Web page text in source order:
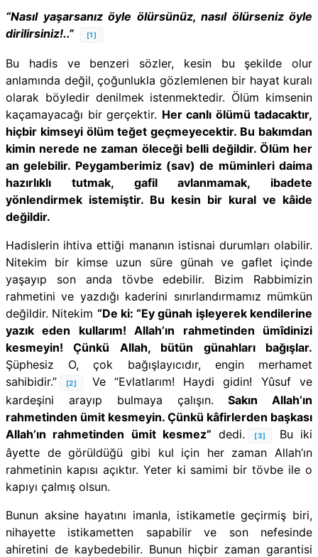
“Nasıl yaşarsanız öyle ölürsünüz, nasıl ölürseniz öyle
dirilirsiniz!..”
[1]
Bu hadis ve benzeri sözler, kesin bu şekilde olur
anlamında değil, çoğunlukla gözlemlenen bir hayat kuralı
olarak böyledir denilmek istenmektedir. Ölüm kimsenin
kaçamayacağı bir gerçektir. Her canlı ölümü tadacaktır,
hiçbir kimseyi ölüm teğet geçmeyecektir. Bu bakımdan
kimin nerede ne zaman öleceği belli değildir. Ölüm her
an gelebilir. Peygamberimiz (sav) de müminleri daima
hazırlıklı tutmak, gafil avlanmamak, ibadete
yönlendirmek istemiştir. Bu kesin bir kural ve kâide
değildir.
Hadislerin ihtiva ettiği mananın istisnai durumları olabilir.
Nitekim bir kimse uzun süre günah ve gaflet içinde
yaşayıp son anda tövbe edebilir. Bizim Rabbimizin
rahmetini ve yazdığı kaderini sınırlandırmamız mümkün
değildir. Nitekim “De ki: “Ey günah işleyerek kendilerine
yazık eden kul­la­rım! Al­lah’ın rah­me­tin­den ümî­di­ni­zi
kes­me­yi­n! Çünkü Al­lah, bü­tün gü­nah­la­rı bağışlar.
Şüphesiz O, çok bağışlayıcıdır, engin merhamet
sahibidir.”
[2]
Ve “Evlatlarım! Haydi gidin! Yûsuf ve
kardeşini arayıp bulmaya çalışın. Sakın Allah’ın
rahmetinden ümit kesmeyin. Çünkü kâfirlerden başkası
Allah’ın rahmetinden ümit kesmez” dedi. [3]
Bu iki
âyette de görüldüğü gibi kul için her zaman Allah’ın
rahmetinin kapısı açıktır. Yeter ki samimi bir tövbe ile o
kapıyı çalmış olsun.
Bunun aksine hayatını imanla, istikametle geçirmiş biri,
nihayette istikametten sapabilir ve son nefesinde
ahiretini de kaybedebilir. Bunun hiçbir zaman garantisi